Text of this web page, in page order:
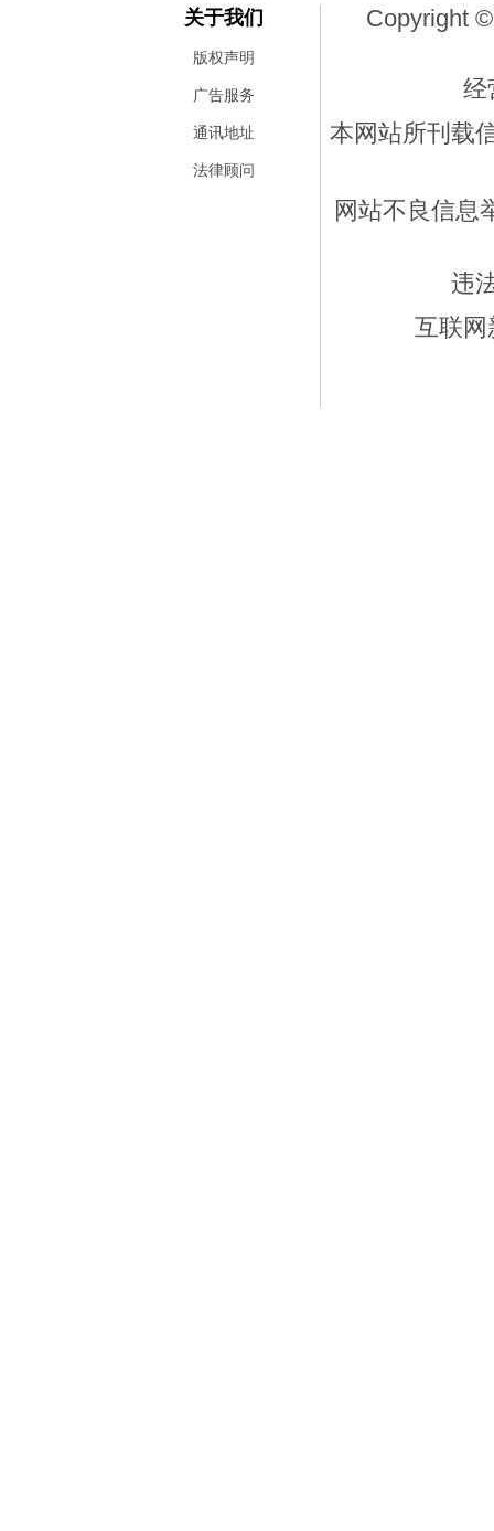
关于我们
版权声明
广告服务
通讯地址
法律顾问
Copyright
经
本网站所刊载
网站不良信息
违
互联网